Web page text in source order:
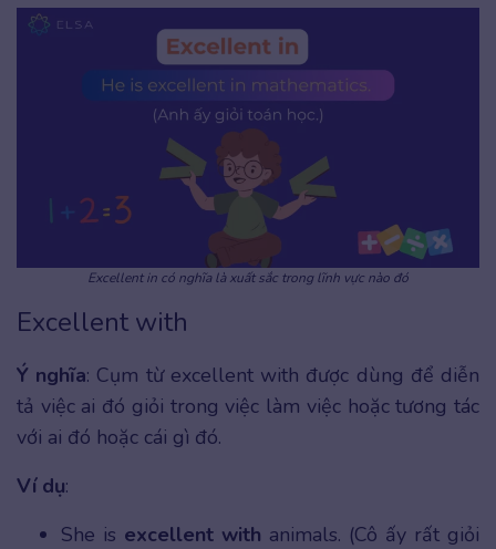
Excellent in có nghĩa là xuất sắc trong lĩnh vực nào đó
Excellent with
Ý nghĩa: Cụm từ excellent with được dùng để diễn
tả việc ai đó giỏi trong việc làm việc hoặc tương tác
với ai đó hoặc cái gì đó.
Ví dụ:
She is excellent with animals. (Cô ấy rất giỏi